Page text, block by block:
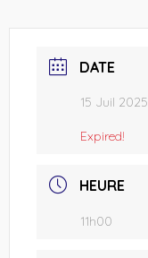
DATE
15 Juil 2025
Expired!
HEURE
11h00